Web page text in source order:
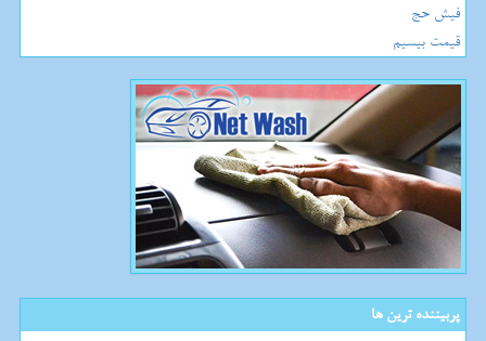
فیش حج
قیمت بیسیم
پربیننده ترین ها